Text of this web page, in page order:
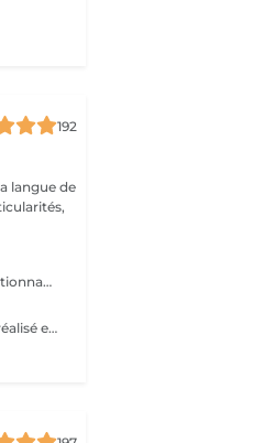
192
langue de
Retrouvez des jambes légères avec les produits décongestionnants et rafraichissants
raffermissant, anti-cellulite avec BODY CURVE peut-être réalisé en cure, devis à demander sur place